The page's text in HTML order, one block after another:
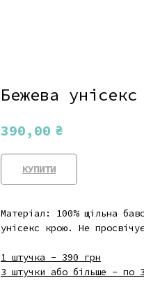
Бежева
390,00 ₴
КУПИТИ
Матеріал: 100% щільна
унісекс крою. Не просвічує
1 штучка - 390 грн
3 штучки або більше - по